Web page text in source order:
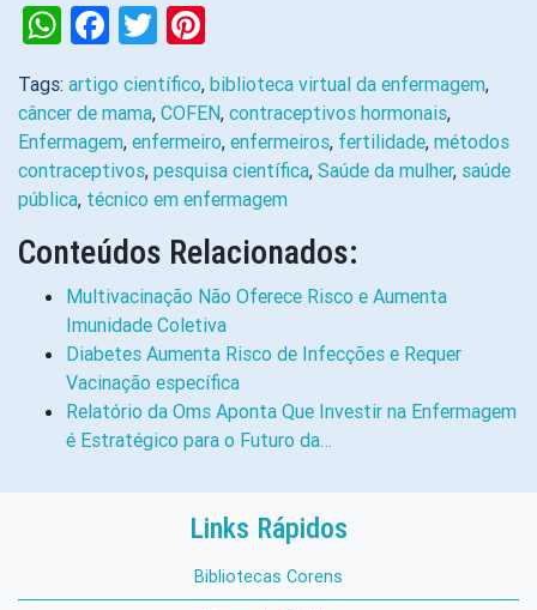
WhatsApp
Facebook
Twitter
Tags: artigo científico, biblioteca virtual da enfermagem,
câncer de mama, COFEN, contraceptivos hormonais,
Enfermagem, enfermeiro, enfermeiros, fertilidade, métodos
contraceptivos, pesquisa científica, Saúde da mulher, saúde
pública, técnico em enfermagem
Conteúdos Relacionados:
Multivacinação Não Oferece Risco e Aumenta
Imunidade Coletiva
Diabetes Aumenta Risco de Infecções e Requer
Vacinação específica
Relatório da Oms Aponta Que Investir na Enfermagem
é Estratégico para o Futuro da…
Links Rápidos
Bibliotecas Corens